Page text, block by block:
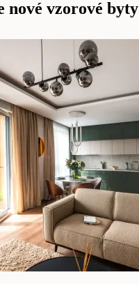
nové vzorové byty